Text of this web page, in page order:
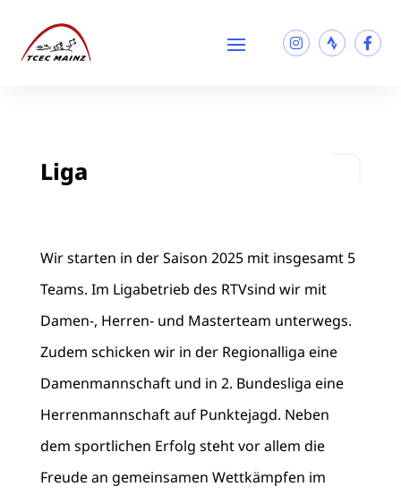
Liga
Wir starten in der Saison 2025 mit insgesamt 5
Teams. Im Ligabetrieb des RTVsind wir mit
Damen-, Herren- und Masterteam unterwegs.
Zudem schicken wir in der Regionalliga eine
Damenmannschaft und in 2. Bundesliga eine
Herrenmannschaft auf Punktejagd. Neben
dem sportlichen Erfolg steht vor allem die
Freude an gemeinsamen Wettkämpfen im